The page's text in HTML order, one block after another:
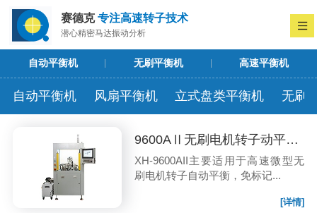
赛德克专注高速转子技术
潜心精密马达振动分析
自动平衡机 无刷平衡机 高速平衡机
自动平衡机 风扇平衡机 立式盘类平衡机 无刷
9600AⅡ无刷电机转子动平衡机
XH-9600AII主要适用于高速微型无
刷电机转子自动平衡，免标记...
[详情]